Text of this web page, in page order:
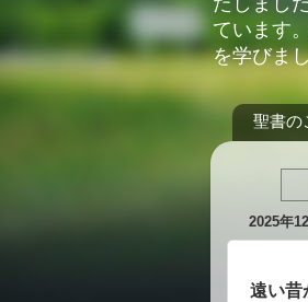
ています
を学びま
聖書の
2025年
遠い昔